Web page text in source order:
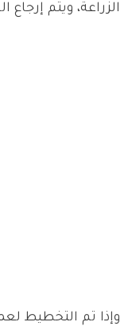
الزراعة، ويتم
وإذا تم التخطيط